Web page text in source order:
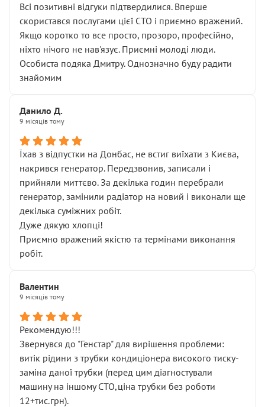
Всі позитивні відгуки підтвердилися. Вперше
скористався послугами цієї СТО і приємно вражений.
Якщо коротко то все просто, прозоро, професійно,
ніхто нічого не нав'язує. Приємні молоді люди.
Особиста подяка Дмитру. Однозначно буду радити
знайомим
Данило Д.
9 місяців тому
Їхав з відпустки на Донбас, не встиг виїхати з Києва,
накрився генератор. Передзвонив, записали і
прийняли миттєво. За декілька годин перебрали
генератор, замінили радіатор на новий і виконали ще
декілька суміжних робіт.
Дуже дякую хлопці!
Приємно вражений якістю та термінами виконання
робіт.
Валентин
9 місяців тому
Рекомендую!!!
Звернувся до "Генстар" для вирішення проблеми:
витік рідини з трубки кондиціонера високого тиску-
заміна даної трубки (перед цим діагностували
машину на іншому СТО,ціна трубки без роботи
12+тис.грн).